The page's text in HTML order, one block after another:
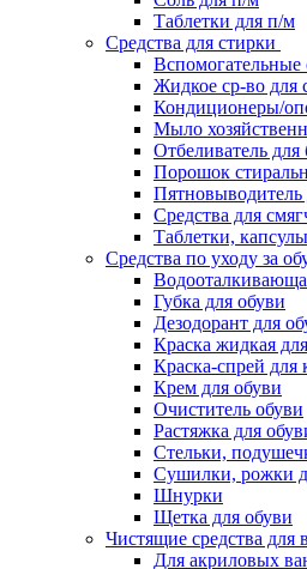
Таблетки для п/м
Средства для стирки
Вспомогательные
Жидкое ср-во для
Кондиционеры/
Мыло
Отбеливатель для
Порошок
Пятновыводитель
Средства для
Таблетки,
Средства по уходу за
Губка для обуви
Дезодорант для
Краска жидкая
Краска-спрей для
Крем для обуви
Очиститель обуви
Растяжка для
Стельки,
Сушилки, рожки
Шнурки
Щетка для обуви
Чистящие средства для
Для акриловых